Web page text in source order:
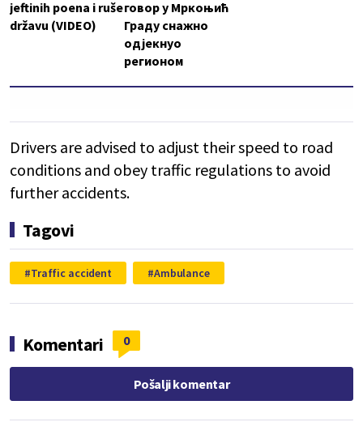
jeftinih poena i ruše
državu (VIDEO)
говор у Мркоњић
Граду снажно
одјекнуо
регионом
Drivers are advised to adjust their speed to road
conditions and obey traffic regulations to avoid
further accidents.
Tagovi
Traffic accident Ambulance
Komentari 0
Pošalji komentar